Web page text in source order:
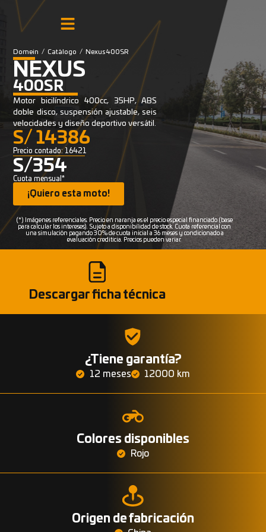
Domein / Catálogo / Nexus 400SR
NEXUS
400SR
Motor bicilíndrico 400cc, 35HP, ABS
doble disco, suspensión ajustable, seis
velocidades y diseño deportivo versátil.
S/ 14386
Precio contado: 16421
S/354
Cuota mensual*
¡Quiero esta moto!
(*) Imágenes referenciales. Precio en naranja es el precio especial financiado (base
para calcular los intereses). Sujeto a disponibilidad de stock. Cuota referencial con
una simulación pagando 30% de cuota inicial a 36 meses y condicionado a
evaluación crediticia. Precios pueden variar.
Descargar ficha técnica
¿Tiene garantía?
12 meses 12000 km
Colores disponibles
Rojo
Origen de fabricación